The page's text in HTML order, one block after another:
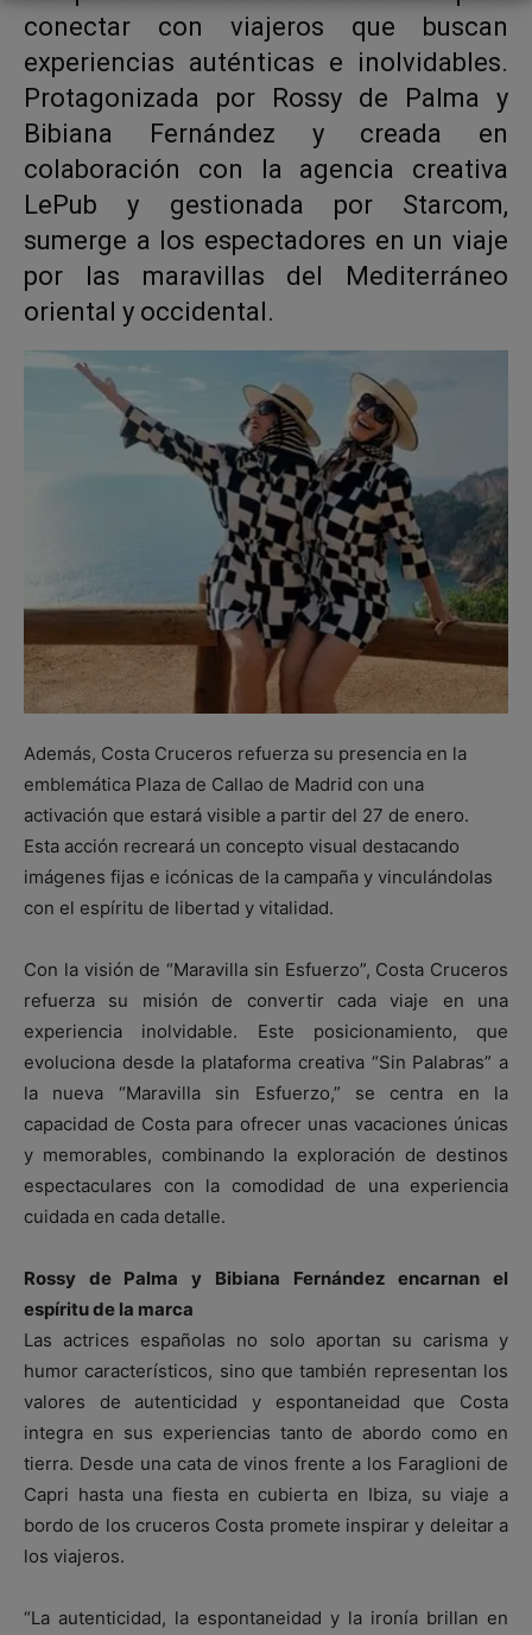
conectar con viajeros que buscan
experiencias auténticas e inolvidables.
Protagonizada por Rossy de Palma y
Bibiana Fernández y creada en
colaboración con la agencia creativa
LePub y gestionada por Starcom,
sumerge a los espectadores en un viaje
por las maravillas del Mediterráneo
oriental y occidental.
Además, Costa Cruceros refuerza su presencia en la
emblemática Plaza de Callao de Madrid con una
activación que estará visible a partir del 27 de enero.
Esta acción recreará un concepto visual destacando
imágenes fijas e icónicas de la campaña y vinculándolas
con el espíritu de libertad y vitalidad.
Con la visión de “Maravilla sin Esfuerzo”, Costa Cruceros
refuerza su misión de convertir cada viaje en una
experiencia inolvidable. Este posicionamiento, que
evoluciona desde la plataforma creativa “Sin Palabras” a
la nueva “Maravilla sin Esfuerzo,” se centra en la
capacidad de Costa para ofrecer unas vacaciones únicas
y memorables, combinando la exploración de destinos
espectaculares con la comodidad de una experiencia
cuidada en cada detalle.
Rossy de Palma y Bibiana Fernández encarnan el
espíritu de la marca
Las actrices españolas no solo aportan su carisma y
humor característicos, sino que también representan los
valores de autenticidad y espontaneidad que Costa
integra en sus experiencias tanto de abordo como en
tierra. Desde una cata de vinos frente a los Faraglioni de
Capri hasta una fiesta en cubierta en Ibiza, su viaje a
bordo de los cruceros Costa promete inspirar y deleitar a
los viajeros.
“La autenticidad, la espontaneidad y la ironía brillan en